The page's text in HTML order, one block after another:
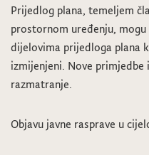
Prijedlog plana, temeljem
prostornom uređenju,
dijelovima prijedloga plana
izmijenjeni. Nove
razmatranje.
Objavu javne rasprave u